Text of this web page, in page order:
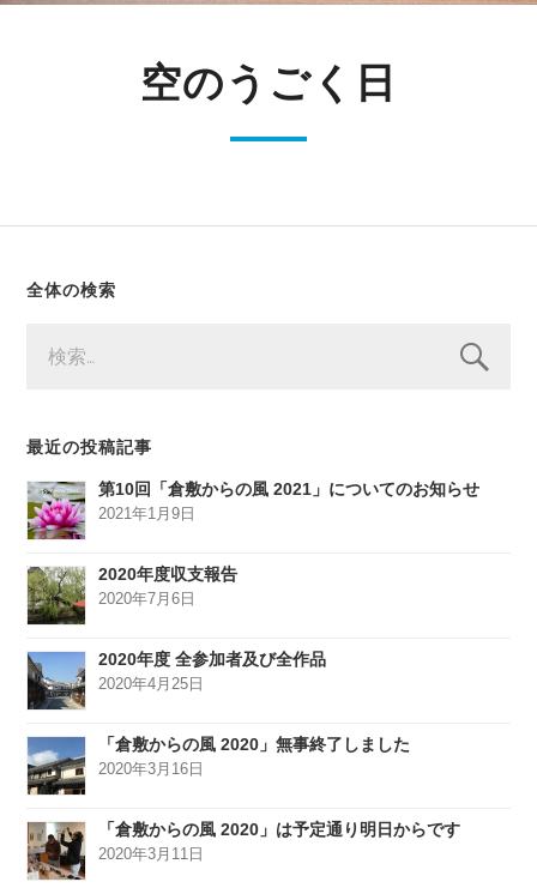
空のうごく日
全体の検索
索:
最近の投稿記事
第10回「倉敷からの風 2021」についてのお知らせ
2021年1月9日
2020年度収支報告
2020年7月6日
2020年度 全参加者及び全作品
2020年4月25日
「倉敷からの風 2020」無事終了しました
2020年3月16日
「倉敷からの風 2020」は予定通り明日からです
2020年3月11日